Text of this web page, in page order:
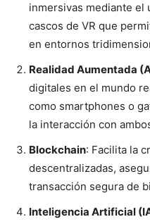
inmersivas mediante el
cascos de VR que
en entornos
Realidad Aumentada
digitales en el mundo
como smartphones o
la interacción con
Blockchain: Facilita la
descentralizadas,
transacción segura de
Inteligencia Artificial